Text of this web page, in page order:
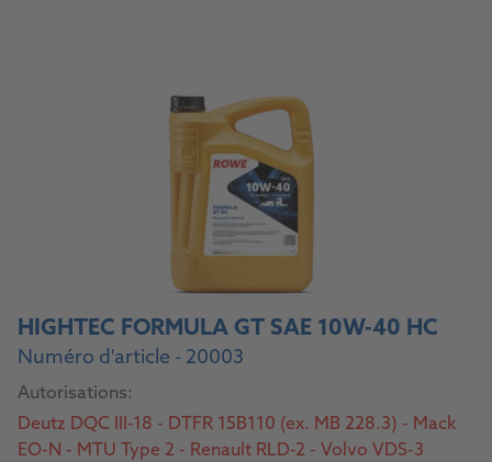
HIGHTEC FORMULA GT SAE 10W-40 HC
Numéro d'article - 20003
Autorisations:
Deutz DQC III-18 - DTFR 15B110 (ex. MB 228.3) - Mack
EO-N - MTU Type 2 - Renault RLD-2 - Volvo VDS-3